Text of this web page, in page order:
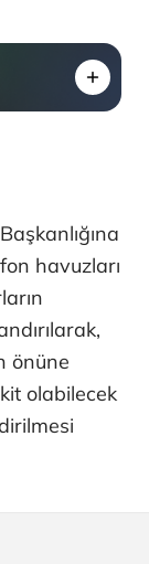
havuzları
önüne
olabilecek